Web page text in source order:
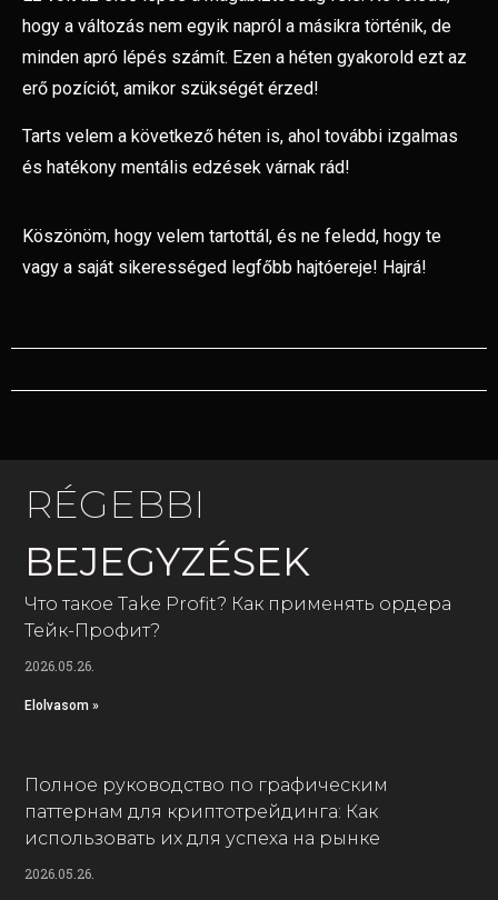
hogy a változás nem egyik napról a másikra történik, de
minden apró lépés számít. Ezen a héten gyakorold ezt az
erő pozíciót, amikor szükségét érzed!
Tarts velem a következő héten is, ahol további izgalmas
és hatékony mentális edzések várnak rád!
Köszönöm, hogy velem tartottál, és ne feledd, hogy te
vagy a saját sikerességed legfőbb hajtóereje! Hajrá!
RÉGEBBI
BEJEGYZÉSEK
Что такое Take Profit? Как применять ордера
Тейк-Профит?
2026.05.26.
Elolvasom »
Полное руководство по графическим
паттернам для криптотрейдинга: Как
использовать их для успеха на рынке
2026.05.26.